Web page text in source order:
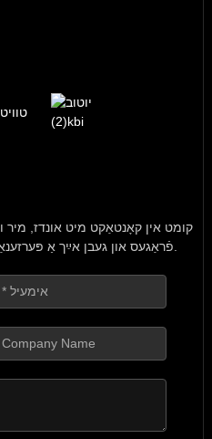
קומט אין קאָנטאַקט מיט אונדז, מיר